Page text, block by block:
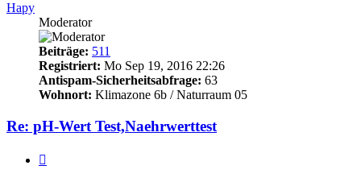
Hapy
Moderator
Beiträge: 511
Registriert: Mo Sep 19, 2016 22:26
Antispam-Sicherheitsabfrage: 63
Wohnort: Klimazone 6b / Naturraum 05
Re: pH-Wert Test,Naehrwerttest